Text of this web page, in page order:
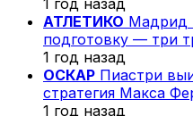
АТЛЕТИКО Мадрид
подготовку — три
1 год назад
ОСКАР Пиастри
стратегия Макса
1 год назад